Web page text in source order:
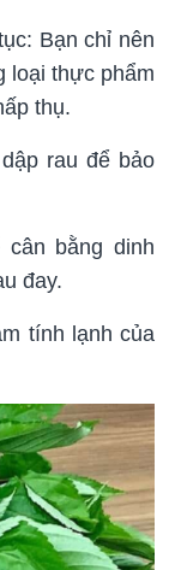
Bạn chỉ nên
loại thực phẩm
thụ.
rau để bảo
cân bằng dinh
đay.
tính lạnh của